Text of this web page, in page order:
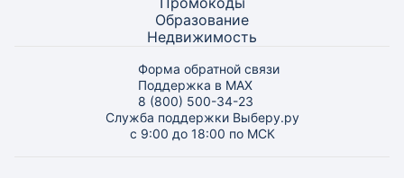
Образование
Недвижимость
Форма обратной связи
Поддержка в MAX
8 (800) 500-34-23
Служба поддержки Выберу.ру
с 9:00 до 18:00 по МСК